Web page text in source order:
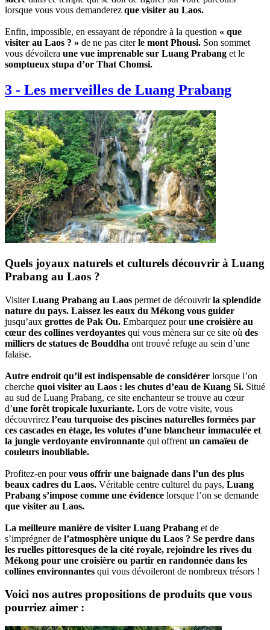
lorsque vous vous demanderez que visiter au Laos.
Enfin, impossible, en essayant de répondre à la question « que
visiter au Laos ? » de ne pas citerle mont Phousi. Son sommet
vous dévoilera une vue imprenable sur Luang Prabang et le
somptueux stupa d’or That Chomsi.
3 - Les merveilles de Luang Prabang
Quels joyaux naturels et culturels découvrir à Luang
Prabang au Laos ?
VisiterLuang Prabang au Laos permet de découvrirla splendide
nature du pays. Laissez les eaux du Mékong vous guider
jusqu’aux grottes de Pak Ou. Embarquez pourune croisière au
cœur des collines verdoyantes qui vous mènera sur ce site où des
milliers de statues de Bouddha ont trouvé refuge au sein d’une
falaise.
Autre endroit qu’il est indispensable de considérer lorsque l’on
cherche quoi visiter au Laos : les chutes d’eau de Kuang Si. Situé
au sud de Luang Prabang, ce site enchanteur se trouve au cœur
d’une forêt tropicale luxuriante. Lors de votre visite, vous
découvrirez l’eau turquoise des piscines naturelles formées par
ces cascades en étage, les volutes d’une blancheur immaculée et
la jungle verdoyante environnante qui offrent un camaïeu de
couleurs inoubliable.
Profitez-en pourvous offrir une baignade dans l’un des plus
beaux cadres du Laos. Véritable centre culturel du pays, Luang
Prabang s’impose comme une évidence lorsque l’on se demande
que visiter au Laos.
La meilleure manière de visiter Luang Prabang et de
s’imprégner de l’atmosphère unique du Laos ? Se perdre dans
les ruelles pittoresques de la cité royale, rejoindre les rives du
Mékong pour une croisière ou partir en randonnée dans les
collines environnantes qui vous dévoileront de nombreux trésors !
Voici nos autres propositions de produits que vous
pourriez aimer :